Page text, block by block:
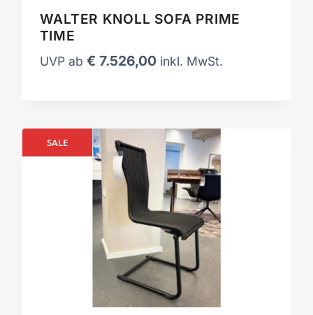
WALTER KNOLL SOFA PRIME
TIME
UVP ab € 7.526,00 inkl. MwSt.
SALE